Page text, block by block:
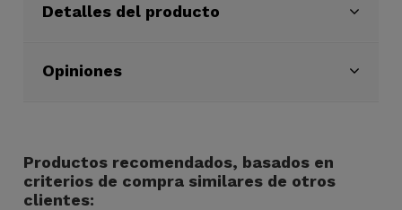
Detalles del producto
Opiniones
Productos recomendados, basados en
criterios de compra similares de otros
clientes: